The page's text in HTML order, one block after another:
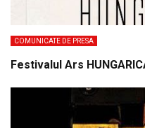
COMUNICATE DE PRESA
Festivalul Ars